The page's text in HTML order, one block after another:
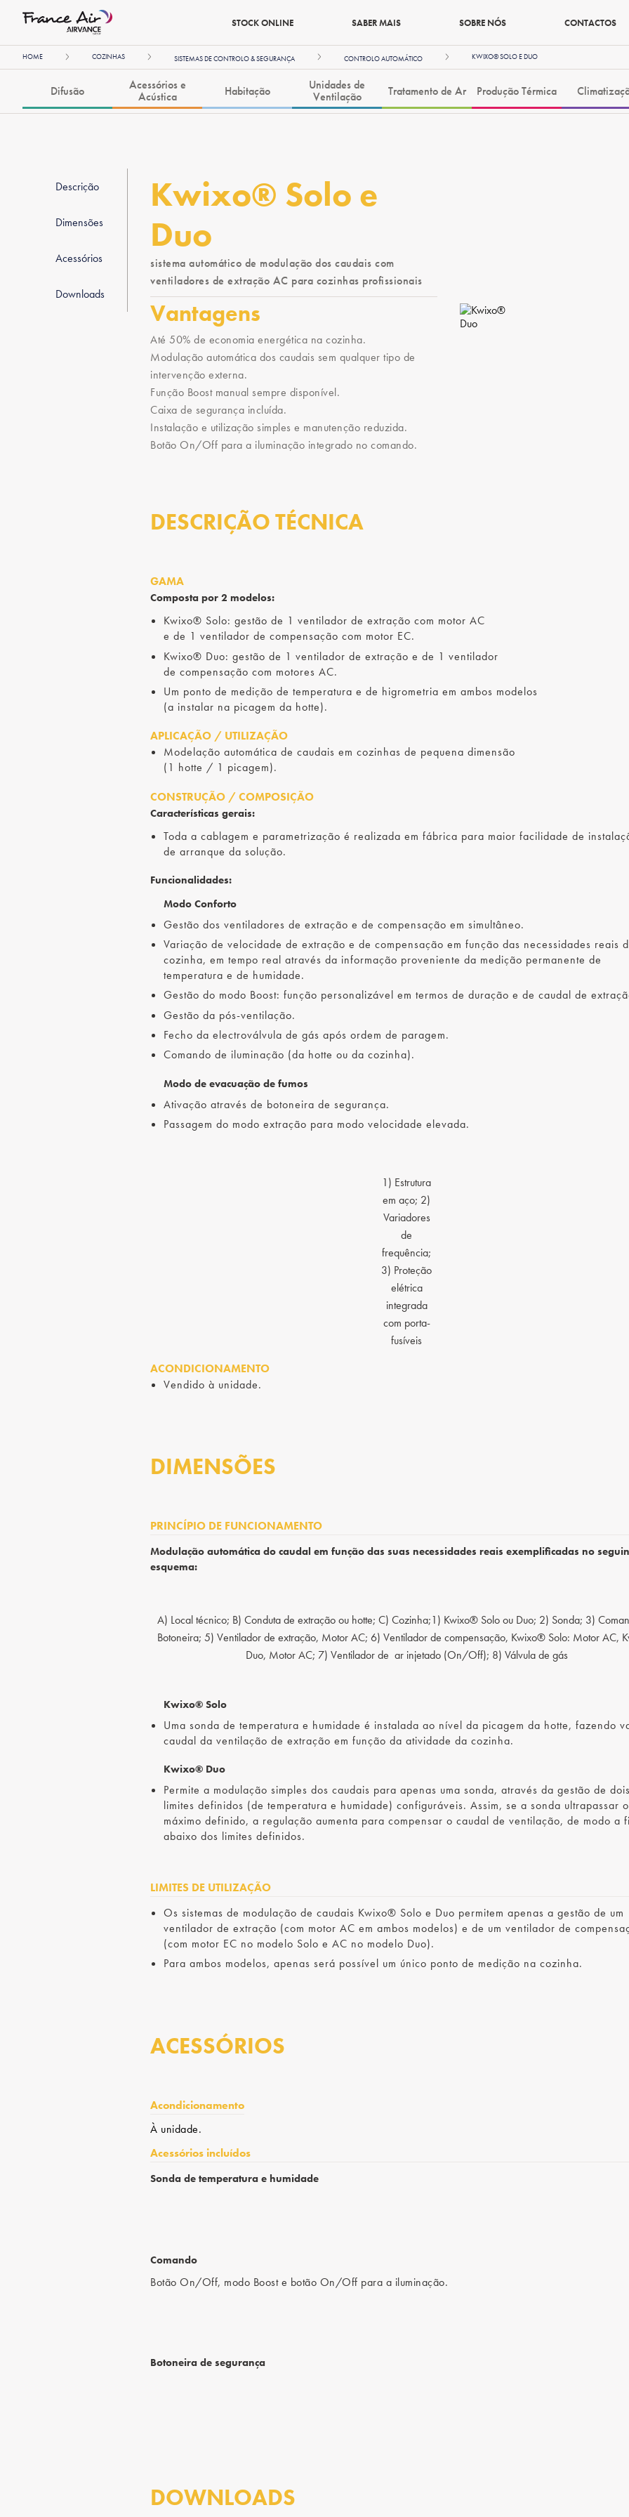
STOCK ONLINE SABER MAIS SOBRE NÓS CONTACTOS
HOME COZINHAS SISTEMAS DE CONTROLO & SEGURANÇA CONTROLO AUTOMÁTICO KWIXO® SOLO E DUO
Difusão
Acessórios e
Acústica
Habitação
Unidades de
Ventilação
Tratamento de Ar Produção Térmica
Descrição
Dimensões
Acessórios
Downloads
Kwixo® Solo e
Duo
sistema automático de modulação dos caudais com
ventiladores de extração AC para cozinhas profissionais
Vantagens
Até 50% de economia energética na cozinha.
Modulação automática dos caudais sem qualquer tipo de
intervenção externa.
Função Boost manual sempre disponível.
Caixa de segurança incluída.
Instalação e utilização simples e manutenção reduzida.
Botão On/Off para a iluminação integrado no comando.
DESCRIÇÃO TÉCNICA
GAMA
Composta por 2 modelos:
Kwixo® Solo: gestão de 1 ventilador de extração com motor AC
e de 1 ventilador de compensação com motor EC.
Kwixo® Duo: gestão de 1 ventilador de extração e de 1 ventilador
de compensação com motores AC.
Um ponto de medição de temperatura e de higrometria em ambos modelos
(a instalar na picagem da hotte).
APLICAÇÃO / UTILIZAÇÃO
Modelação automática de caudais em cozinhas de pequena dimensão
(1 hotte / 1 picagem).
CONSTRUÇÃO / COMPOSIÇÃO
Características gerais:
Toda a cablagem e parametrização é realizada em fábrica para maior facilidade de
de arranque da solução.
Funcionalidades:
Modo Conforto
Gestão dos ventiladores de extração e de compensação em simultâneo.
Variação de velocidade de extração e de compensação em função das necessidades reais
cozinha, em tempo real através da informação proveniente da medição permanente de
temperatura e de humidade.
Gestão do modo Boost: função personalizável em termos de duração e de caudal de
Gestão da pós-ventilação.
Fecho da electroválvula de gás após ordem de paragem.
Comando de iluminação (da hotte ou da cozinha).
Modo de evacuação de fumos
Ativação através de botoneira de segurança.
Passagem do modo extração para modo velocidade elevada.
1) Estrutura
em aço; 2)
Variadores
de
frequência;
3) Proteção
elétrica
integrada
com porta-
fusíveis
ACONDICIONAMENTO
Vendido à unidade.
DIMENSÕES
PRINCÍPIO DE FUNCIONAMENTO
Modulação automática do caudal em função das suas necessidades reais exemplificadas no
esquema:
A) Local técnico; B) Conduta de extração ou hotte; C) Cozinha;1) Kwixo® Solo ou Duo; 2) Sonda; 3)
Botoneira; 5) Ventilador de extração, Motor AC; 6) Ventilador de compensação, Kwixo® Solo: Motor AC,
Duo, Motor AC; 7) Ventilador de ar injetado (On/Off); 8) Válvula de gás
Kwixo® Solo
Uma sonda de temperatura e humidade é instalada ao nível da picagem da hotte, fazendo
caudal da ventilação de extração em função da atividade da cozinha.
Kwixo® Duo
Permite a modulação simples dos caudais para apenas uma sonda, através da gestão de
limites definidos (de temperatura e humidade) configuráveis. Assim, se a sonda ultrapassar
máximo definido, a regulação aumenta para compensar o caudal de ventilação, de modo a
abaixo dos limites definidos.
LIMITES DE UTILIZAÇÃO
Os sistemas de modulação de caudais Kwixo® Solo e Duo permitem apenas a gestão de um
ventilador de extração (com motor AC em ambos modelos) e de um ventilador de
(com motor EC no modelo Solo e AC no modelo Duo).
Para ambos modelos, apenas será possível um único ponto de medição na cozinha.
ACESSÓRIOS
Acondicionamento
À unidade.
Acessórios incluídos
Sonda de temperatura e humidade
Comando
Botão On/Off, modo Boost e botão On/Off para a iluminação.
Botoneira de segurança
DOWNLOADS